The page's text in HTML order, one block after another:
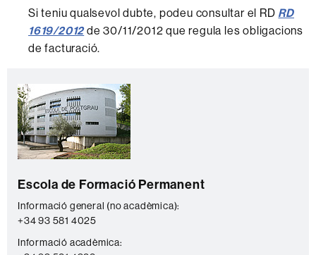
Si teniu qualsevol dubte, podeu consultar el RD RD
1619/2012de 30/11/2012 que regula les obligacions
de facturació.
complementària
C
o
n
t
c
t
e
Escola de Formació Permanent
Informació general (no acadèmica):
+34 93 581 4025
Informació acadèmica: